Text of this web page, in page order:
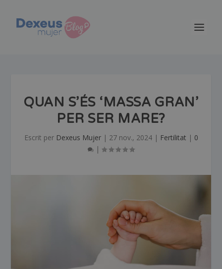
QUAN S’ÉS ‘MASSA GRAN’
PER SER MARE?
Escrit per Dexeus Mujer| 27 nov., 2024| Fertilitat | 0
|